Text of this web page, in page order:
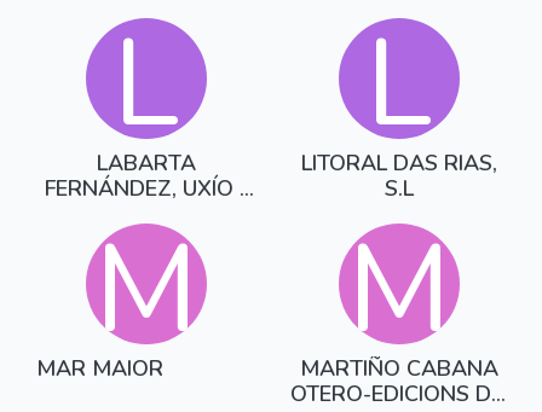
L
LABARTA
FERNÁNDEZ, UXÍO -
L
LITORAL DAS RIAS,
S.L
M
MAR MAIOR M
MARTIÑO CABANA
OTERO-EDICIONS DA